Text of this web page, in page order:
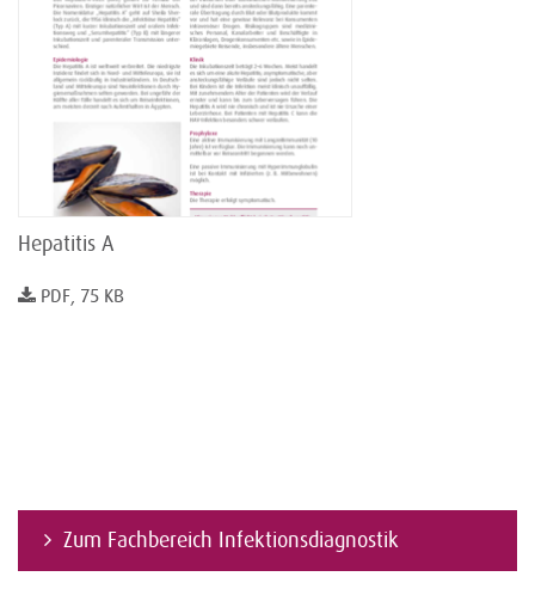
Hepatitis A
PDF, 75 KB
Zum Fachbereich Infektionsdiagnostik